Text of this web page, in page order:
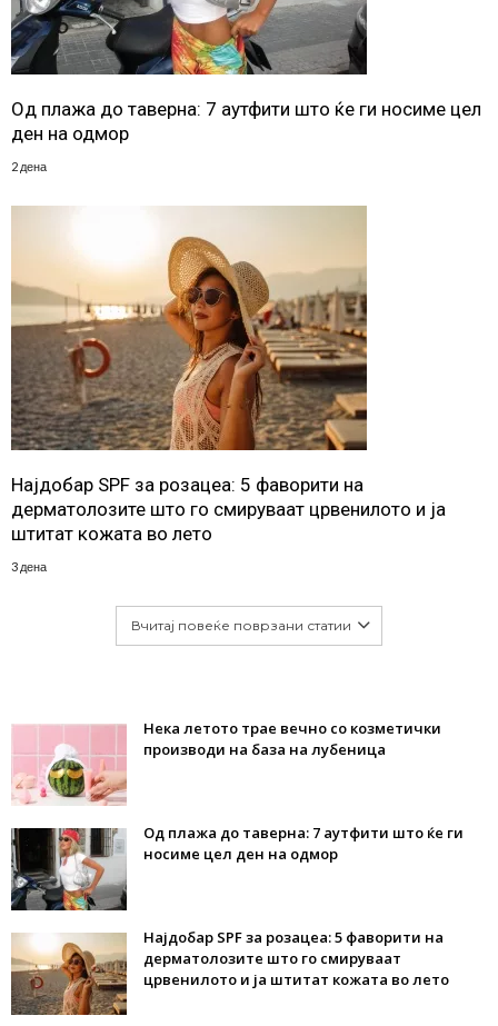
Од плажа до таверна: 7 аутфити што ќе ги носиме цел
ден на одмор
2 дена
Најдобар SPF за розацеа: 5 фаворити на
дерматолозите што го смируваат црвенилото и ја
штитат кожата во лето
3 дена
Вчитај повеќе поврзани статии
Нека летото трае вечно со козметички
производи на база на лубеница
Од плажа до таверна: 7 аутфити што ќе ги
носиме цел ден на одмор
Најдобар SPF за розацеа: 5 фаворити на
дерматолозите што го смируваат
црвенилото и ја штитат кожата во лето